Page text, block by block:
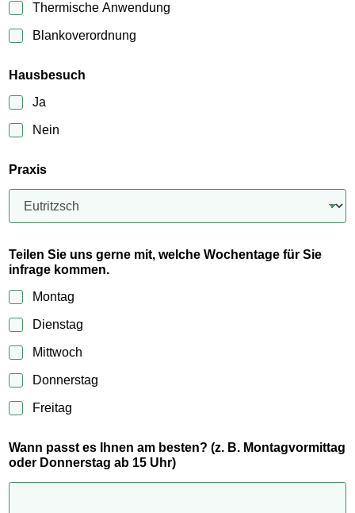
Thermische Anwendung
Blankoverordnung
Hausbesuch
Ja
Nein
Praxis
Teilen Sie uns gerne mit, welche Wochentage für Sie
infrage kommen.
Montag
Dienstag
Mittwoch
Donnerstag
Freitag
Wann passt es Ihnen am besten? (z. B. Montagvormittag
oder Donnerstag ab 15 Uhr)